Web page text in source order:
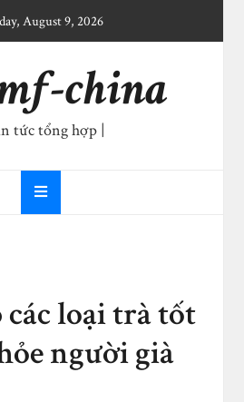
August 9, 2026
china
tức tổng hợp |
loại trà tốt
người già